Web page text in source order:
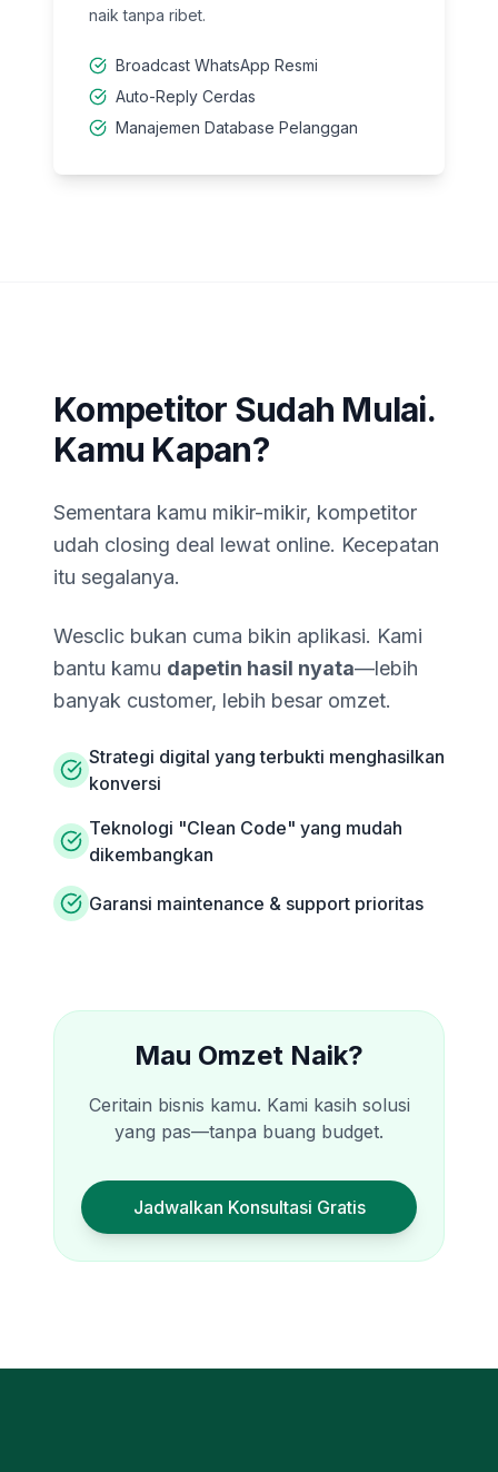
naik tanpa ribet.
Broadcast WhatsApp Resmi
Auto-Reply Cerdas
Manajemen Database Pelanggan
Kompetitor Sudah Mulai.
Kamu Kapan?
Sementara kamu mikir-mikir, kompetitor
udah closing deal lewat online. Kecepatan
itu segalanya.
Wesclic bukan cuma bikin aplikasi. Kami
bantu kamu dapetin hasil nyata—lebih
banyak customer, lebih besar omzet.
Strategi digital yang terbukti menghasilkan
konversi
Teknologi "Clean Code" yang mudah
dikembangkan
Garansi maintenance & support prioritas
Mau Omzet Naik?
Ceritain bisnis kamu. Kami kasih solusi
yang pas—tanpa buang budget.
Jadwalkan Konsultasi Gratis